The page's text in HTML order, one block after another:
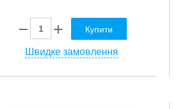
Купити
Швидке замовлення